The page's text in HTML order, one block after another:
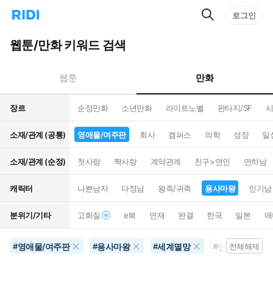
리
홈
으
턴
트
검
로그인
웹툰/만화 키워드 검색
웹툰 만화
장르 순정만화 소년만화 라이트노벨 판타지/SF
소재/관계 (공통) 영애물/여주판 회사 캠퍼스 의학 성장 일
소재/관계 (순정) 첫사랑 짝사랑 계약관계 친구>연인 연하남
캐릭터 나쁜남자 다정남 왕족/귀족 용사마왕 인기남
분위기/기타 고화질 e북 연재 완결 한국 일본
#영애물/여주판 #용사마왕 #세계멸망 #연상남전체해제